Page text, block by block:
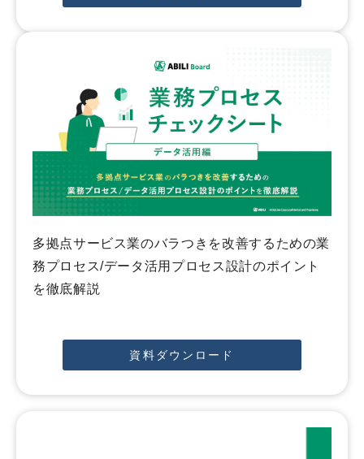
多拠点サービス業のバラつきを改善するための業
務プロセス/データ活用プロセス設計のポイント
を徹底解説
資料ダウンロード